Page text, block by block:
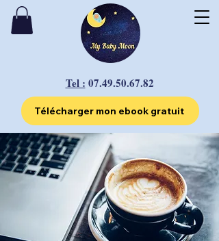
Tel : 07.49.50.67.82
Télécharger mon ebook gratuit